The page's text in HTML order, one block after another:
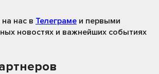
нас в Телеграме и первыми
новостях и важнейших событиях